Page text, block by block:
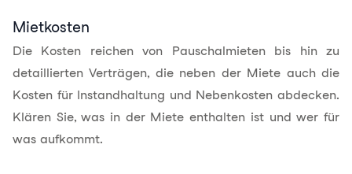
Mietkosten
Die Kosten reichen von Pauschalmieten bis hin zu
detaillierten Verträgen, die neben der Miete auch die
Kosten für Instandhaltung und Nebenkosten abdecken.
Klären Sie, was in der Miete enthalten ist und wer für
was aufkommt.